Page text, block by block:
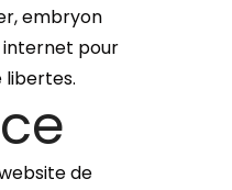
embryon
internet pour
libertes.
de